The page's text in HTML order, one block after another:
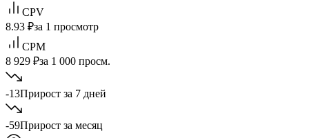
CPV
8.93 ₽за 1 просмотр
CPM
8 929 ₽за 1 000 просм.
-13Прирост за 7 дней
-59Прирост за месяц